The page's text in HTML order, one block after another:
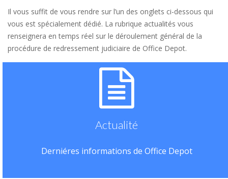
Il vous suffit de vous rendre sur l’un des onglets ci-dessous qui
vous est spécialement dédié. La rubrique actualités vous
renseignera en temps réel sur le déroulement général de la
procédure de redressement judiciaire de Office Depot.
Actualité
Derniéres informations de Office Depot